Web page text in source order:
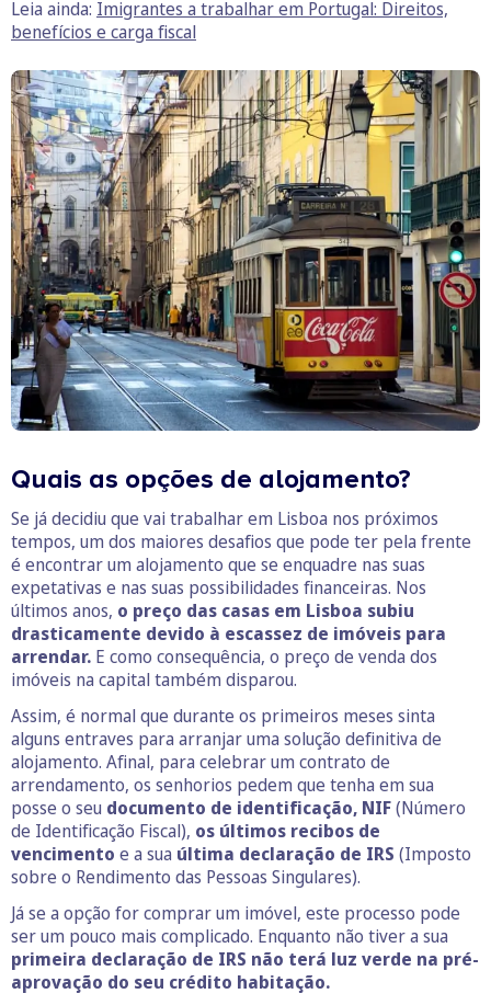
Leia ainda: Imigrantes a trabalhar em Portugal: Direitos,
benefícios e carga fiscal
Quais as opções de alojamento?
Se já decidiu que vai trabalhar em Lisboa nos próximos
tempos, um dos maiores desafios que pode ter pela frente
é encontrar um alojamento que se enquadre nas suas
expetativas e nas suas possibilidades financeiras. Nos
últimos anos, o preço das casas em Lisboa subiu
drasticamente devido à escassez de imóveis para
arrendar. E como consequência, o preço de venda dos
imóveis na capital também disparou.
Assim, é normal que durante os primeiros meses sinta
alguns entraves para arranjar uma solução definitiva de
alojamento. Afinal, para celebrar um contrato de
arrendamento, os senhorios pedem que tenha em sua
posse o seu documento de identificação, NIF(Número
de Identificação Fiscal), os últimos recibos de
vencimento e a sua última declaração de IRS (Imposto
sobre o Rendimento das Pessoas Singulares).
Já se a opção for comprar um imóvel, este processo pode
ser um pouco mais complicado. Enquanto não tiver a sua
primeira declaração de IRS não terá luz verde na pré-
aprovação do seu crédito habitação.